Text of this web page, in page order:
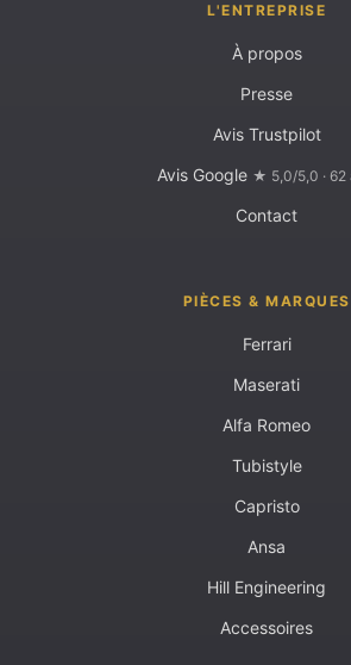
L'ENTREPRISE
À propos
Presse
Avis Trustpilot
Avis Google ★ 5,0/5,0 · 62
Contact
PIÈCES & MARQUES
Ferrari
Maserati
Alfa Romeo
Tubistyle
Capristo
Ansa
Hill Engineering
Accessoires